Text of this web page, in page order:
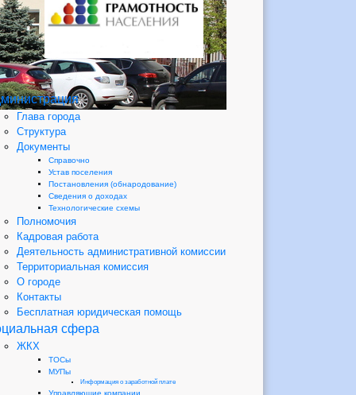
Глава города
Структура
Документы
Справочно
Устав поселения
Постановления (обнародование)
Сведения о доходах
Технологические схемы
Полномочия
Кадровая работа
Деятельность административной комиссии
Территориальная комиссия
О городе
Контакты
Бесплатная юридическая помощь
сфера
ЖКХ
ТОСы
МУПы
Информация о заработной плате
Управляющие компании